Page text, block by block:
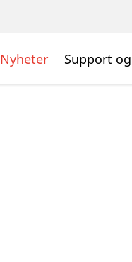
Nyheter Support